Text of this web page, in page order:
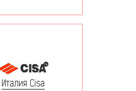
Италия Cisa